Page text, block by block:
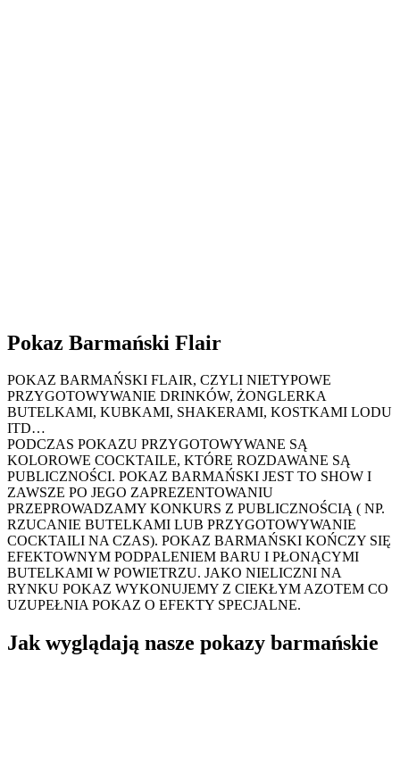
Pokaz Barmański Flair
POKAZ BARMAŃSKI FLAIR, CZYLI NIETYPOWE
PRZYGOTOWYWANIE DRINKÓW, ŻONGLERKA
BUTELKAMI, KUBKAMI, SHAKERAMI, KOSTKAMI LODU
ITD…
PODCZAS POKAZU PRZYGOTOWYWANE SĄ
KOLOROWE COCKTAILE, KTÓRE ROZDAWANE SĄ
PUBLICZNOŚCI. POKAZ BARMAŃSKI JEST TO SHOW I
ZAWSZE PO JEGO ZAPREZENTOWANIU
PRZEPROWADZAMY KONKURS Z PUBLICZNOŚCIĄ ( NP.
RZUCANIE BUTELKAMI LUB PRZYGOTOWYWANIE
COCKTAILI NA CZAS). POKAZ BARMAŃSKI KOŃCZY SIĘ
EFEKTOWNYM PODPALENIEM BARU I PŁONĄCYMI
BUTELKAMI W POWIETRZU. JAKO NIELICZNI NA
RYNKU POKAZ WYKONUJEMY Z CIEKŁYM AZOTEM CO
UZUPEŁNIA POKAZ O EFEKTY SPECJALNE.
Jak wyglądają nasze pokazy barmańskie